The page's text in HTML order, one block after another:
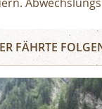
Hohen Tauern.
die Gesteinswelt
mit
FÄHRTE